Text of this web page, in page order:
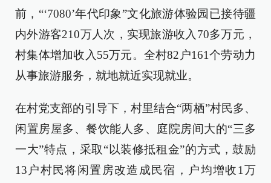
前，“‘7080’年代印象”文化旅游体验园已接待疆
内外游客210万人次，实现旅游收入70多万元，
村集体增加收入55万元。全村82户161个劳动力
从事旅游服务，就地就近实现就业。
在村党支部的引导下，村里结合“两栖”村民多、
闲置房屋多、餐饮能人多、庭院房间大的“三多
一大”特点，采取“以装修抵租金”的方式，鼓励
13户村民将闲置房改造成民宿，户均增收1万